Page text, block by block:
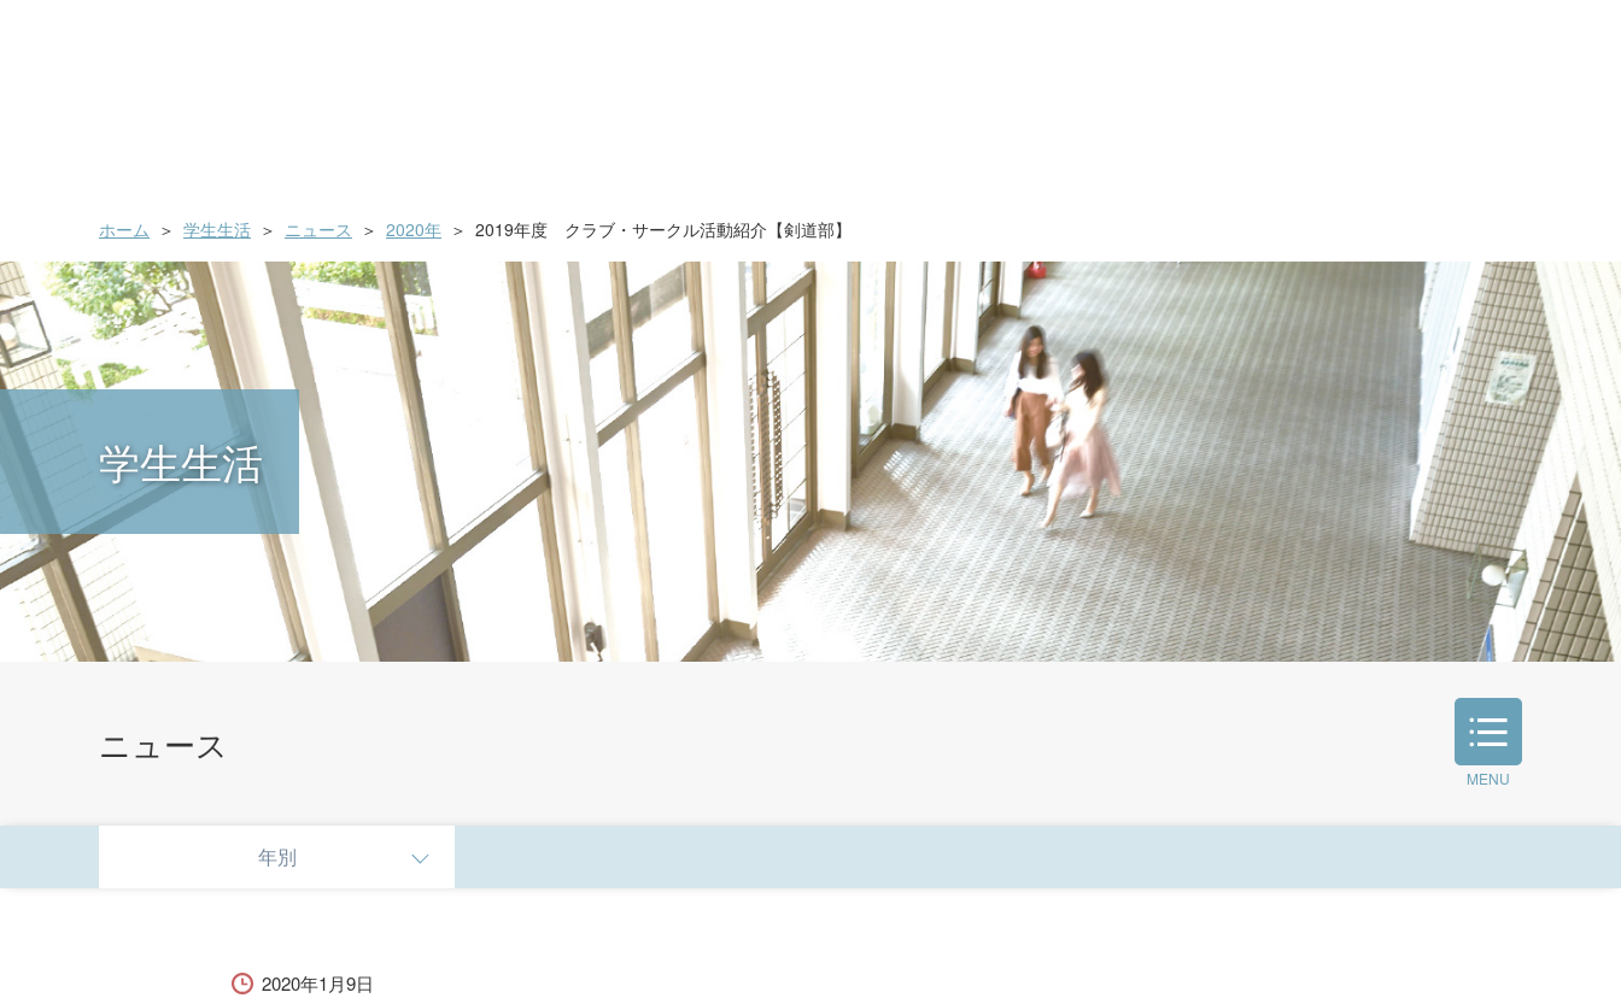
ホーム 学生生活 ニュース 2020年 2019年度 クラブ・サークル活動紹介【剣道部】
学生生活
ニュース
MENU
学費・奨学金について
年別
2020年1月9日